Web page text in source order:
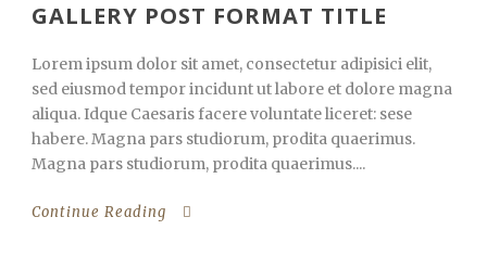
GALLERY POST FORMAT TITLE
Lorem ipsum dolor sit amet, consectetur adipisici elit,
sed eiusmod tempor incidunt ut labore et dolore magna
aliqua. Idque Caesaris facere voluntate liceret: sese
habere. Magna pars studiorum, prodita quaerimus.
Magna pars studiorum, prodita quaerimus....
Continue Reading